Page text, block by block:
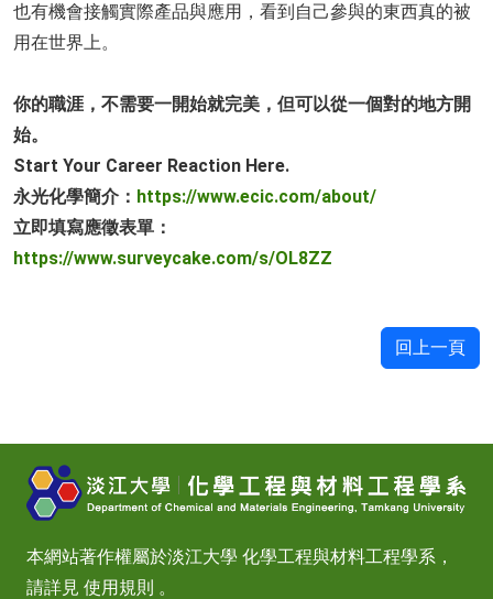
也有機會接觸實際產品與應用，看到自己參與的東西真的被
用在世界上。
你的職涯，不需要一開始就完美，但可以從一個對的地方開
始。
Start Your Career Reaction Here.
永光化學簡介： https://www.ecic.com/about/
立即填寫應徵表單：
https://www.surveycake.com/s/OL8ZZ
回上一頁
本網站著作權屬於淡江大學 化學工程與材料工程學系，
請詳見 使用規則 。